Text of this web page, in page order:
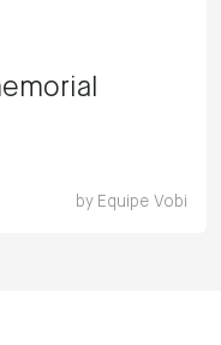
by Equipe Vobi